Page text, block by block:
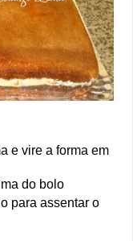
e vire a forma em
do bolo
para assentar o